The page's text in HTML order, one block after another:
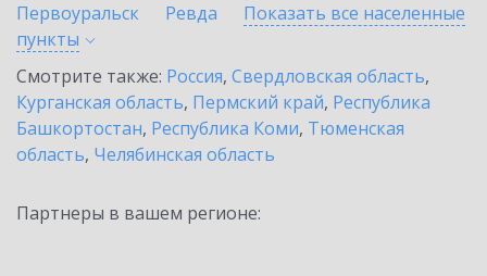
Первоуральск
Ревда
Показать все населенные
пункты
Смотрите также: Россия, Свердловская область,
Курганская область, Пермский край, Республика
Башкортостан, Республика Коми, Тюменская
область, Челябинская область
Партнеры в вашем регионе: